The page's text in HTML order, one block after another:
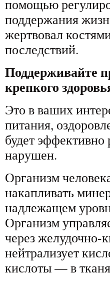
помощью
поддержания
жертвовал
последствий.
Поддерживайте
крепкого
Это в ваших
питания,
будет
нарушен.
Организм
накапливать
надлежащем
Организм
через желудочно-
нейтрализует
кислоты — в